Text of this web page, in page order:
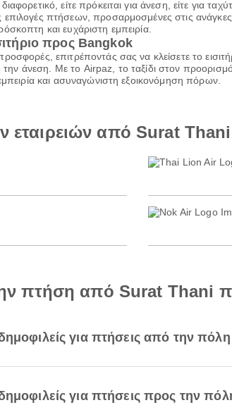
είτε πρόκειται για άνεση, είτε για
πτήσεων, προσαρμοσμένες στις
και ευχάριστη εμπειρία.
προς Bangkok
επιτρέποντάς σας να κλείσετε το
άνεση. Με το Airpaz, το ταξίδι στον
και ασυναγώνιστη εξοικονόμηση πόρων.
εταιρειών από Surat
πτήση από Surat Thani
δημοφιλείς για πτήσεις από την
δημοφιλείς για πτήσεις προς την